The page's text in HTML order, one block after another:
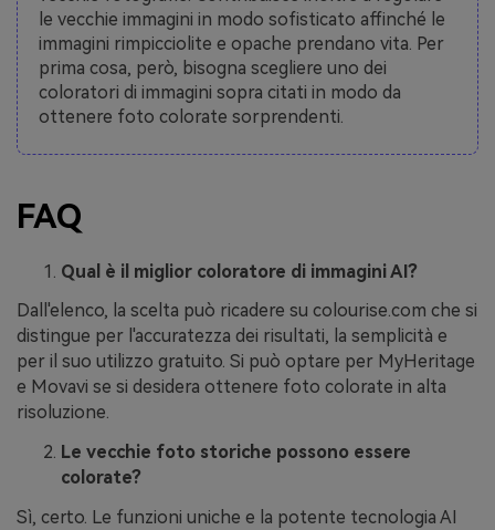
le vecchie immagini in modo sofisticato affinché le
immagini rimpicciolite e opache prendano vita. Per
prima cosa, però, bisogna scegliere uno dei
coloratori di immagini sopra citati in modo da
ottenere foto colorate sorprendenti.
FAQ
Qual è il miglior coloratore di immagini AI?
Dall'elenco, la scelta può ricadere su colourise.com che si
distingue per l'accuratezza dei risultati, la semplicità e
per il suo utilizzo gratuito. Si può optare per MyHeritage
e Movavi se si desidera ottenere foto colorate in alta
risoluzione.
Le vecchie foto storiche possono essere
colorate?
Sì, certo. Le funzioni uniche e la potente tecnologia AI